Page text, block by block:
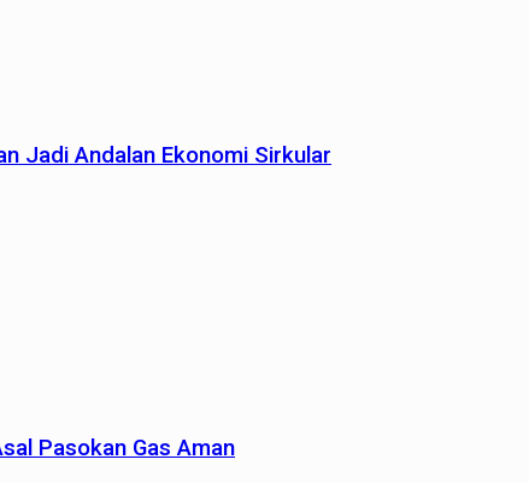
Jadi Andalan Ekonomi Sirkular
Pasokan Gas Aman